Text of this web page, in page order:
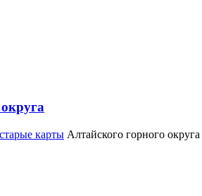
старые карты Алтайского горного